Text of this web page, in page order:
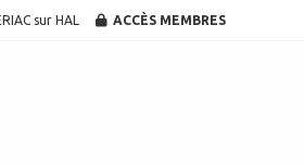
sur HAL ACCÈS MEMBRES